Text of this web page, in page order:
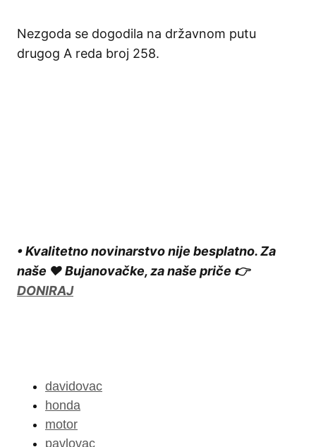
Nezgoda se dogodila na državnom putu
drugog A reda broj 258.
• Kvalitetno novinarstvo nije besplatno. Za
naše ❤️ Bujanovačke, za naše priče 👉
DONIRAJ
davidovac
honda
motor
pavlovac